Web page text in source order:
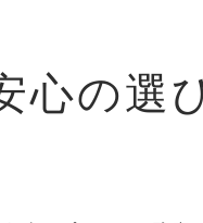
な暮らしの実例紹介
心の選